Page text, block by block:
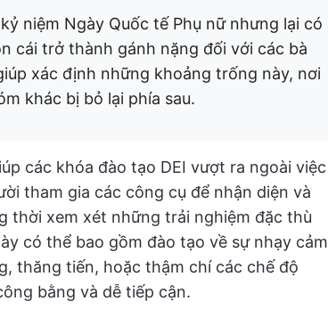
niệm Ngày Quốc tế Phụ nữ nhưng lại có
cái trở thành gánh nặng đối với các bà
xác định những khoảng trống này, nơi
khác bị bỏ lại phía sau.
các khóa đào tạo DEI vượt ra ngoài việc
tham gia các công cụ để nhận diện và
thời xem xét những trải nghiệm đặc thù
có thể bao gồm đào tạo về sự nhạy cảm
thăng tiến, hoặc thậm chí các chế độ
bằng và dễ tiếp cận.